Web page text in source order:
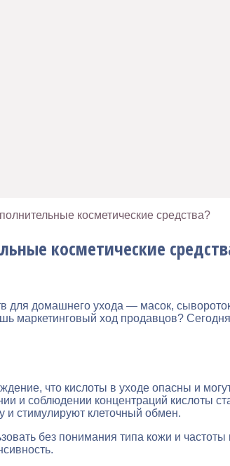
косметические средства?
косметические
для домашнего ухода — масок,
маркетинговый ход продавцов?
что кислоты в уходе опасны и
и соблюдении концентраций
и стимулируют клеточный обмен.
без понимания типа кожи и